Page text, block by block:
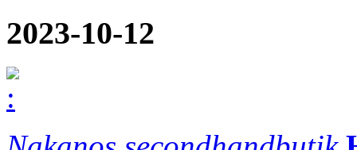
2023-10-12